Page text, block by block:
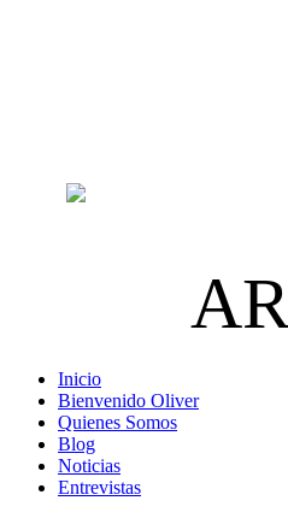
Inicio
Bienvenido Oliver
Quienes Somos
Blog
Noticias
Entrevistas